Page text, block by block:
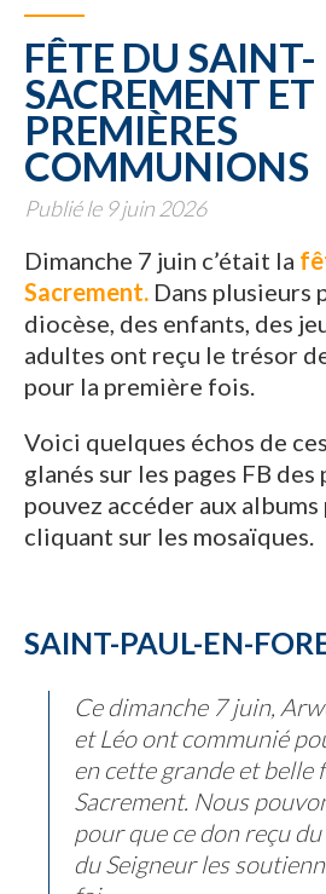
FÊTE DU SAINT-
SACREMENT ET
PREMIÈRES
COMMUNIONS
Publié le 9 juin 2026
Dimanche 7 juin c’était la
Sacrement. Dans plusieurs
diocèse, des enfants, des
adultes ont reçu le trésor
pour la première fois.
Voici quelques échos de
glanés sur les pages FB des
pouvez accéder aux
cliquant sur les mosaïques.
SAINT-PAUL-EN-
Ce dimanche 7 juin,
et Léo ont communié
en cette grande et belle
Sacrement. Nous
pour que ce don reçu
du Seigneur les